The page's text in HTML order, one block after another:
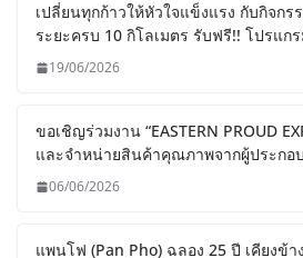
เปลี่ยนทุกก้าวให้หัวใจแข็งแรง กับกิจกร
ระยะครบ 10 กิโลเมตร รับฟรี!! โปรแก
19/06/2026
ขอเชิญร่วมงาน “EASTERN PROUD
และจำหน่ายสินค้าคุณภาพจากผู้ประกอ
06/06/2026
แพนโฟ (Pan Pho) ฉลอง 25 ปี เคียงข้า